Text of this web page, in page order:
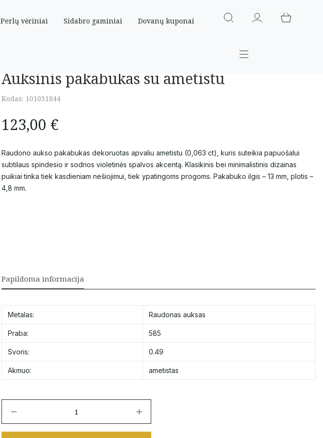
Perlų vėriniai Sidabro gaminiai Dovanų kuponai
Auksinis pakabukas su ametistu
Kodas: 101031844
123,00 €
Raudono aukso pakabukas dekoruotas apvaliu ametistu (0,063 ct), kuris suteikia papuošalui
subtilaus spindesio ir sodrios violetinės spalvos akcentą. Klasikinis bei minimalistinis dizainas
puikiai tinka tiek kasdieniam nešiojimui, tiek ypatingoms progoms. Pakabuko ilgis – 13 mm, plotis –
4,8 mm.
Papildoma informacija
Metalas: Raudonas auksas
Praba: 585
Svoris: 0.49
Akmuo: ametistas
Auksinis